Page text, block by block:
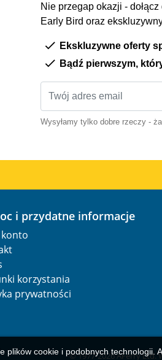
Nie przegap okazji -
Early Bird oraz
Ekskluzywne oferty
Bądź pierwszym,
Wysyłamy tylko dobre rzeczy -
i przydatne informacje
korzystania
prywatności
© 1977-2026AFerry Ltd.
cookie i podobnych technologii.